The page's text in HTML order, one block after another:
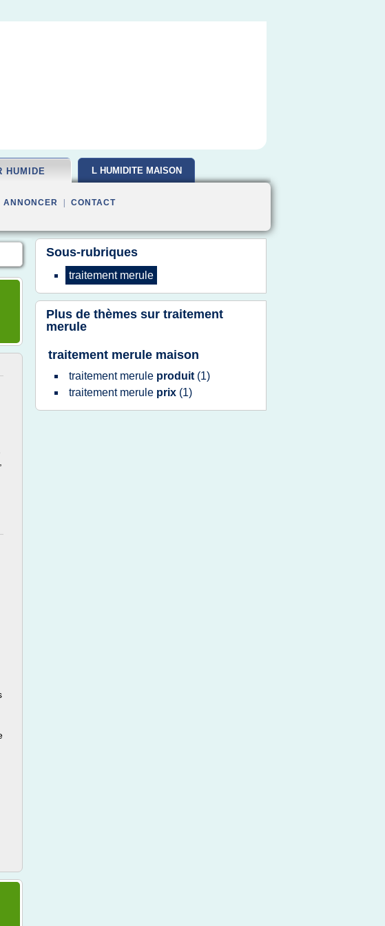
HUMIDE L HUMIDITE MAISON
ANNONCER CONTACT
Sous-rubriques
traitement merule
Plus de thèmes sur traitement
merule
traitement merule maison
traitement merule produit (1)
traitement merule prix (1)